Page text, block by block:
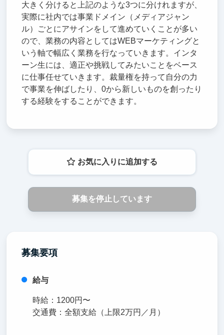
大きく分けると上記のような3つに分けれますが、
実際に社内では事業ドメイン（メディアジャン
ル）ごとにアサインをして進めていくことが多い
ので、業務の内容としてはWEBマーケティングと
いう軸で幅広く業務を行なっていきます。インタ
ーン生には、適正や挑戦してみたいことをベース
に仕事任せていきます。裁量権を持って自分の力
で事業を伸ばしたり、0から新しいものを創ったり
する経験をすることができます。
お気に入りに追加する
募集を停止しています
募集要項
給与
時給：1200円〜
交通費：全額支給（上限2万円／月）